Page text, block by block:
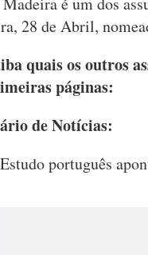
28 de Abril,
quais os outros
páginas:
de Notícias:
português